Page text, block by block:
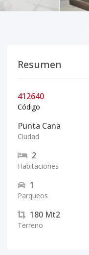
Resumen
412640
Código
Punta Cana
Ciudad
2
Habitaciones
1
Parqueos
180 Mt2
Terreno